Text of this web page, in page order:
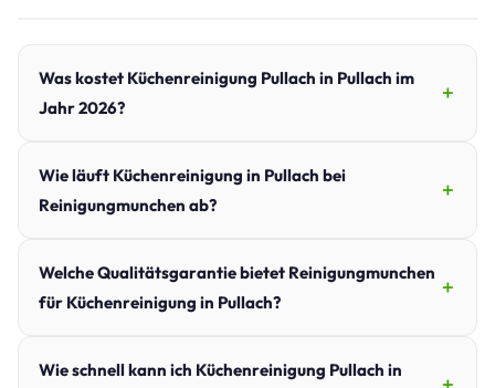
Was kostet Küchenreinigung Pullach in Pullach im
Jahr 2026?
Wie läuft Küchenreinigung in Pullach bei
Reinigungmunchen ab?
Welche Qualitätsgarantie bietet Reinigungmunchen
für Küchenreinigung in Pullach?
Wie schnell kann ich Küchenreinigung Pullach in